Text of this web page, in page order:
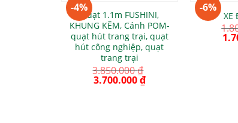
-4%
Quạt 1.1m FUSHINI,
KHUNG KẼM, Cánh POM-
quạt hút trang trại, quạt
hút công nghiệp, quạt
trang trại
3.850.000₫
3.700.000₫
-6%
XE